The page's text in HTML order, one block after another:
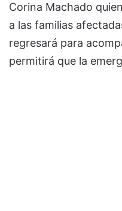
Corina Machado
a las familias
regresará para
permitirá que la